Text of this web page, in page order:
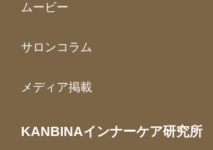
ムービー
サロンコラム
メディア掲載
KANBINAインナーケア研究所